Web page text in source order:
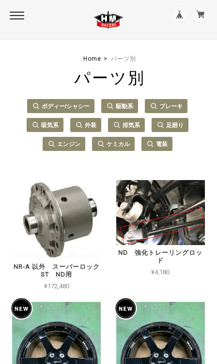
Home パーツ別
パーツ別
ボディー/シャシー 駆動系 ブレーキ
吸気系 外装 排気系 足廻り
エンジン ケミカル 電装
NR-A 以外 スーパーロック
ST ND用
¥172,480
ND 強化トレーリングロッ
ド
¥4,180